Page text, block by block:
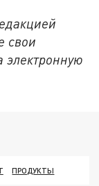
свои
электронную
ПРОДУКТЫ